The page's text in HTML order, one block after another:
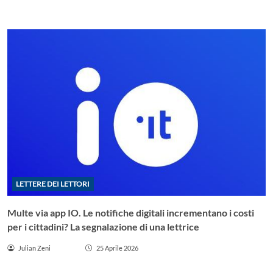
LETTERE DEI LETTORI
Multe via app IO. Le notifiche digitali incrementano i costi
per i cittadini? La segnalazione di una lettrice
Julian Zeni 25 Aprile 2026